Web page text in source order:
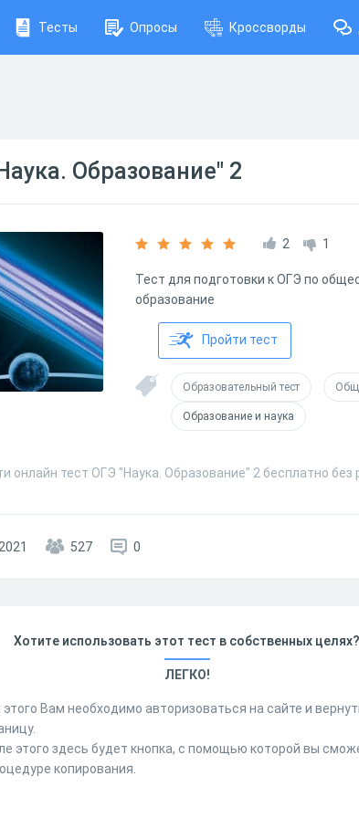
Тесты Опросы Кроссворды
Образование" 2
2 1
Тест для подготовки к ОГЭ по
образование
Пройти тест
Образовательный тест
Образование и наука
онлайн тест ОГЭ "Наука. Образование" 2 бесплатно
527 0
Хотите использовать этот тест в собственных целях?
ЛЕГКО!
Вам необходимо авторизоваться на сайте и
этого здесь будет кнопка, с помощью которой вы
копирования.